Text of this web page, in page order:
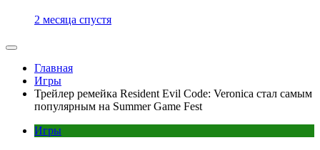
2 месяца спустя
Главная
Игры
Трейлер ремейка Resident Evil Code: Veronica стал самым
популярным на Summer Game Fest
Игры